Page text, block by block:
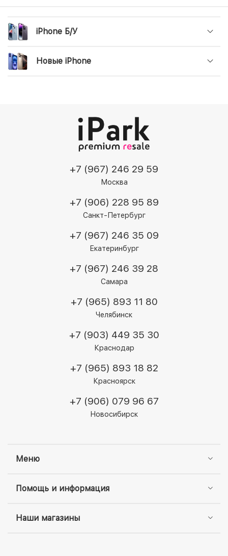
iPhone Б/У
Новые iPhone
Меню
Помощь и информация
Наши магазины
+7 (967) 246 29 59
Москва
+7 (906) 228 95 89
Санкт-Петербург
+7 (967) 246 35 09
Екатеринбург
+7 (967) 246 39 28
Самара
+7 (965) 893 11 80
Челябинск
+7 (903) 449 35 30
Краснодар
+7 (965) 893 18 82
Красноярск
+7 (906) 079 96 67
Новосибирск